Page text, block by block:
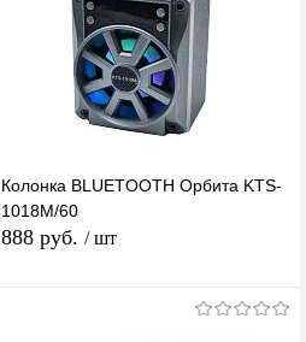
Колонка BLUETOOTH Орбита KTS-
1018M/60
888 руб. / шт